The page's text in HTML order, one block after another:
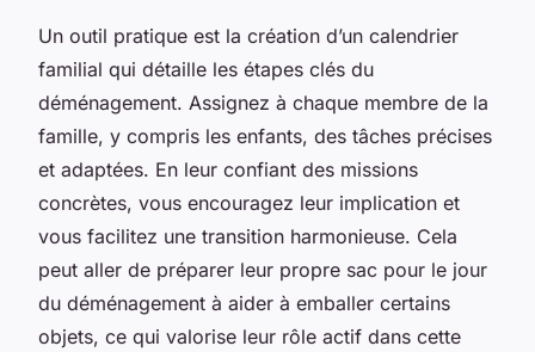
Un outil pratique est la création d’un calendrier
familial qui détaille les étapes clés du
déménagement. Assignez à chaque membre de la
famille, y compris les enfants, des tâches précises
et adaptées. En leur confiant des missions
concrètes, vous encouragez leur implication et
vous facilitez une transition harmonieuse. Cela
peut aller de préparer leur propre sac pour le jour
du déménagement à aider à emballer certains
objets, ce qui valorise leur rôle actif dans cette